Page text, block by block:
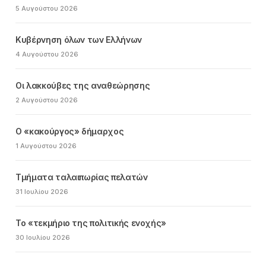
5 Αυγούστου 2026
Κυβέρνηση όλων των Ελλήνων
4 Αυγούστου 2026
Οι λακκούβες της αναθεώρησης
2 Αυγούστου 2026
Ο «κακούργος» δήμαρχος
1 Αυγούστου 2026
Τμήματα ταλαιπωρίας πελατών
31 Ιουλίου 2026
Το «τεκμήριο της πολιτικής ενοχής»
30 Ιουλίου 2026